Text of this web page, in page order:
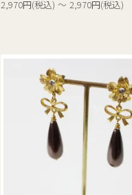
2,970円(税込) ～ 2,970円(税込)